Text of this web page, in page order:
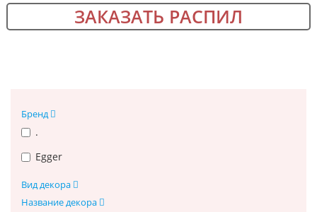
ЗАКАЗАТЬ РАСПИЛ
Бренд
.
Egger
Вид декора
Название декора